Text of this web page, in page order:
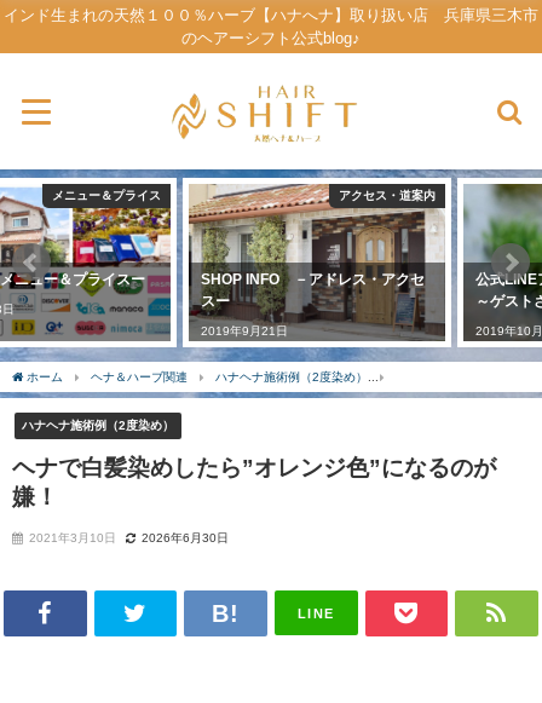
インド生まれの天然１００％ハーブ【ハナへナ】取り扱い店 兵庫県三木市
のヘアーシフト公式blog♪
アクセス・道案内
SHOP INFO －アドレス・アクセ
スー
2019年9月21日
ご予約方法
公式LINEアカウントの利用方法
～ゲストさんに活用してほしい～
2019年10月6日
ホーム ヘナ＆ハーブ関連 ハナヘナ施術例（2度染め）
ハナヘナ施術例（2度染め）
ヘナで白髪染めしたら”オレンジ色”になるのが
嫌！
2021年3月10日 2026年6月30日
LINE